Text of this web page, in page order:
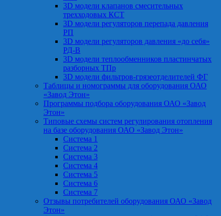
3D модели клапанов смесительных
трехходовых КСТ
3D модели регуляторов перепада давления
РП
3D модели регуляторов давления «до себя»
РД-В
3D модели теплообменников пластинчатых
разборных ТПр
3D модели фильтров-грязеотделителей ФГ
Таблицы и номограммы для оборудования ОАО
«Завод Этон»
Программы подбора оборудования ОАО «Завод
Этон»
Типовые схемы систем регулирования отопления
на базе оборудования ОАО «Завод Этон»
Система 1
Система 2
Система 3
Система 4
Система 5
Система 6
Система 7
Отзывы потребителей оборудования ОАО «Завод
Этон»